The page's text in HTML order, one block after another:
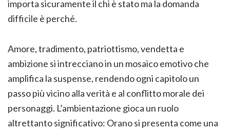
importa sicuramente il chi è stato ma la domanda
difficile è perché.
Amore, tradimento, patriottismo, vendetta e
ambizione si intrecciano in un mosaico emotivo che
amplifica la suspense, rendendo ogni capitolo un
passo più vicino alla verità e al conflitto morale dei
personaggi. L’ambientazione gioca un ruolo
altrettanto significativo: Orano si presenta come una